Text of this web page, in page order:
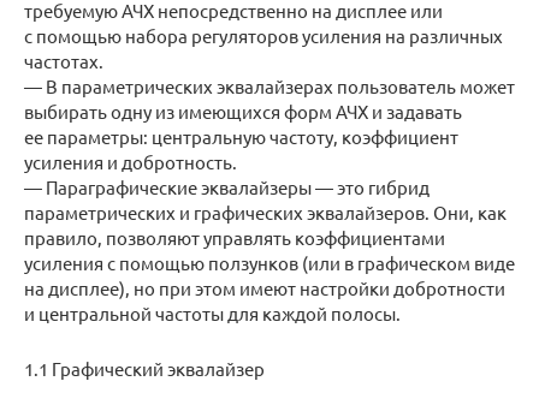
требуемую АЧХ непосредственно на дисплее или
с помощью набора регуляторов усиления на различных
частотах.
— В параметрических эквалайзерах пользователь может
выбирать одну из имеющихся форм АЧХ и задавать
ее параметры: центральную частоту, коэффициент
усиления и добротность.
— Параграфические эквалайзеры — это гибрид
параметрических и графических эквалайзеров. Они, как
правило, позволяют управлять коэффициентами
усиления с помощью ползунков (или в графическом виде
на дисплее), но при этом имеют настройки добротности
и центральной частоты для каждой полосы.
1.1 Графический эквалайзер